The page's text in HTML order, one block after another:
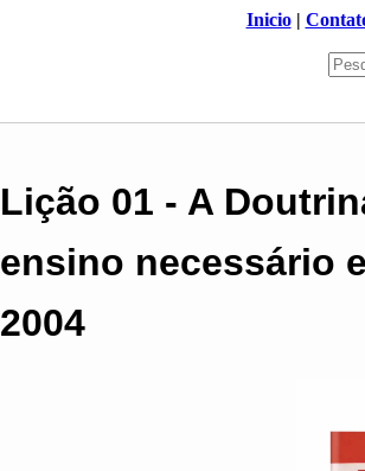
Inicio|
Lição 01 - A
ensino necessário
2004